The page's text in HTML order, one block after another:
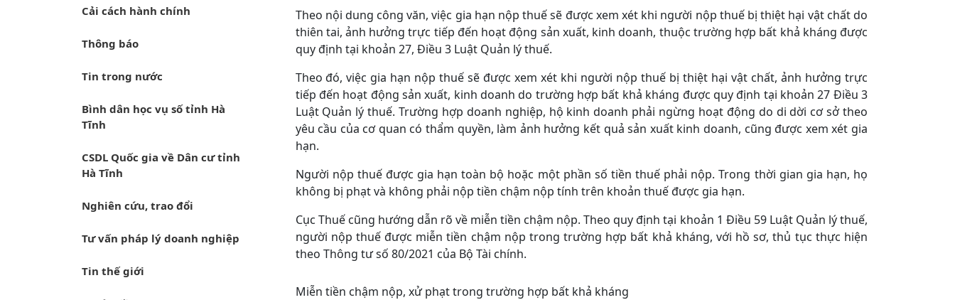
Cải cách hành chính
Thông báo
Tin trong nước
Bình dân học vụ số tỉnh Hà
Tĩnh
CSDL Quốc gia về Dân cư tỉnh
Hà Tĩnh
Nghiên cứu, trao đổi
Tư vấn pháp lý doanh nghiệp
Tin thế giới
Theo nội dung công văn, việc gia hạn nộp thuế sẽ được xem xét khi người nộp thuế bị thiệt hại vật chất do
thiên tai, ảnh hưởng trực tiếp đến hoạt động sản xuất, kinh doanh, thuộc trường hợp bất khả kháng được
quy định tại khoản 27, Điều 3 Luật Quản lý thuế.
Theo đó, việc gia hạn nộp thuế sẽ được xem xét khi người nộp thuế bị thiệt hại vật chất, ảnh hưởng trực
tiếp đến hoạt động sản xuất, kinh doanh do trường hợp bất khả kháng được quy định tại khoản 27 Điều 3
Luật Quản lý thuế. Trường hợp doanh nghiệp, hộ kinh doanh phải ngừng hoạt động do di dời cơ sở theo
yêu cầu của cơ quan có thẩm quyền, làm ảnh hưởng kết quả sản xuất kinh doanh, cũng được xem xét gia
hạn.
Người nộp thuế được gia hạn toàn bộ hoặc một phần số tiền thuế phải nộp. Trong thời gian gia hạn, họ
không bị phạt và không phải nộp tiền chậm nộp tính trên khoản thuế được gia hạn.
Cục Thuế cũng hướng dẫn rõ về miễn tiền chậm nộp. Theo quy định tại khoản 1 Điều 59 Luật Quản lý thuế,
người nộp thuế được miễn tiền chậm nộp trong trường hợp bất khả kháng, với hồ sơ, thủ tục thực hiện
theo Thông tư số 80/2021 của Bộ Tài chính.
Miễn tiền chậm nộp, xử phạt trong trường hợp bất khả kháng